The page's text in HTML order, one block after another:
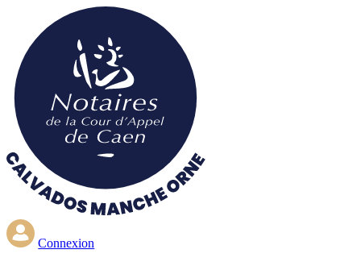
contenu
principal
Connexion